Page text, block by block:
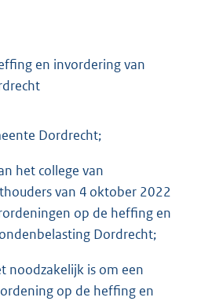
en invordering van
Dordrecht;
het college van
van 4 oktober 2022
op de heffing en
Dordrecht;
noodzakelijk is om een
op de heffing en